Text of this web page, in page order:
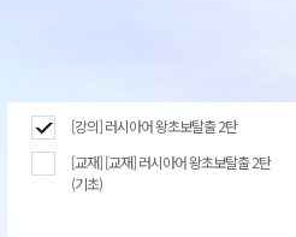
[강의] 러시아어 왕초보탈출 2탄
[교재] [교재] 러시아어 왕초보탈출 2탄
(기초)